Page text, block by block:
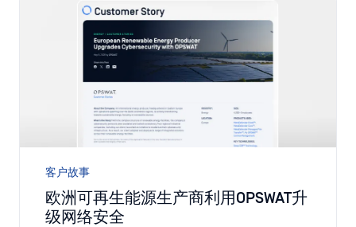
客户故事
欧洲可再生能源生产商利用OPSWAT升
级网络安全